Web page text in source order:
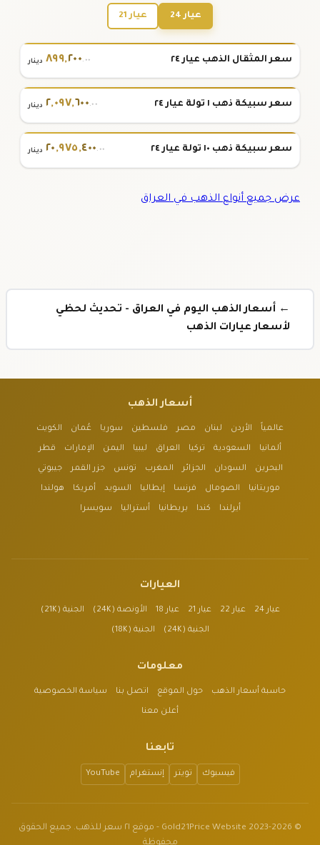
عيار 24 عيار 21
سعر المثقال الذهب عيار ٢٤ ٨٩٩,٢٠٠.٠٠ دينار
سعر سبيكة ذهب ١ تولة عيار ٢٤ ٢,٠٩٧,٦٠٠.٠٠ دينار
سعر سبيكة ذهب ١٠ تولة عيار ٢٤ ٢٠,٩٧٥,٤٠٠.٠٠ دينار
عرض جميع أنواع الذهب في العراق
← أسعار الذهب اليوم في العراق - تحديث لحظي
لأسعار عيارات الذهب
أسعار الذهب
عالمياً الأردن لبنان مصر فلسطين سوريا عُمان الكويت
ألمانيا السعودية تركيا العراق ليبيا اليمن الإمارات قطر
البحرين السودان الجزائر المغرب تونس جزر القمر جيبوتي
موريتانيا الصومال فرنسا إيطاليا السويد أمريكا هولندا
أيرلندا كندا بريطانيا أستراليا سويسرا
العيارات
عيار 24 عيار 22 عيار 21 عيار 18 الأونصة (24K) الجنية (21K)
الجنية (24K) الجنية (18K)
معلومات
حاسبة أسعار الذهب حول الموقع اتصل بنا سياسة الخصوصية
أعلن معنا
تابعنا
فيسبوك تويتر إنستغرام YouTube
© 2023-2026 Gold21Price Website - موقع ٢١ سعر للذهب. جميع الحقوق
محفوظة